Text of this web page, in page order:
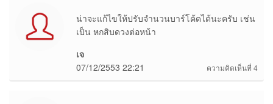
น่าจะแก้ไขให้ปรับจำนวนบาร์โค้ดได้นะครับ เช่น
เป็น หกสิบดวงต่อหน้า
เจ
ความคิดเห็นที่ 4
07/12/2553 22:21